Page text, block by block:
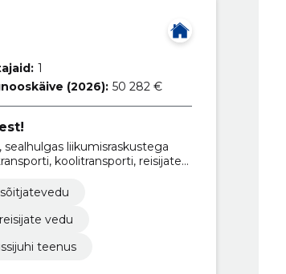
1
(2026): 50 282 €
liikumisraskustega
koolitransporti, reisijate
sõitjatevedu
reisijate vedu
teenus